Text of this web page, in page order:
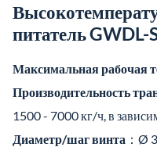
питатель GWDL-
Максимальная рабочая
Производительность
1500 - 7000 кг/ч, в
Диаметр/шаг винта ：Ø